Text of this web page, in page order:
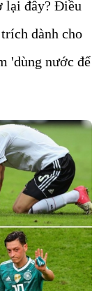
lại đây? Điều
dành cho
'dùng nước để